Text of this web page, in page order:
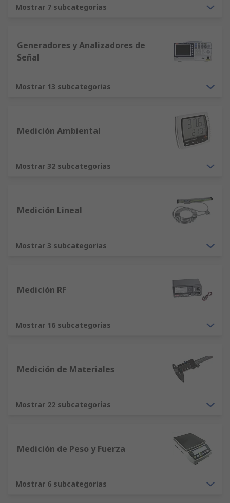
Laboratorios de investigación
Fabricación y análisis de partículas
Óhmetros: miden la resistencia de un
Medidores de capacitancia: miden la
Medidores de EMF: miden campos
para la realización de pruebas
Osciloscopios y contadores de frecuencia: se
respuesta del objeto sometido a prueba.
Medidores LCR: miden la inductancia, la
capacitancia y la resistencia de un
Multímetros: instrumentos de uso general
para medir la tensión, corriente y
Los tipos de equipos de medición y prueba que se
sometidos a prueba y de las propiedades que se
desean medir. El tamaño, durabilidad,
¿Qué es la calibración?
Mostrar 7 subcategorias
Generadores y Analizadores de
Señal
Mostrar 13 subcategorias
Medición Ambiental
Mostrar 32 subcategorias
Medición Lineal
Mostrar 3 subcategorias
Medición RF
Mostrar 16 subcategorias
Medición de Materiales
Mostrar 22 subcategorias
Medición de Peso y Fuerza
Mostrar 6 subcategorias